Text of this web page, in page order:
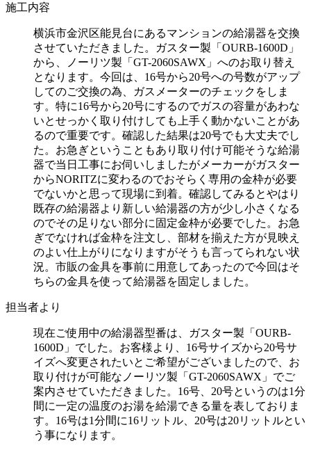
施工内容
横浜市金沢区能見台にあるマンションの給湯器を交換
させていただきました。ガスター製「OURB-1600D」
から、ノーリツ製「GT-2060SAWX」へのお取り替え
となります。今回は、16号から20号への号数がアップ
してのご交換の為、ガスメーターのチェックをしま
す。特に16号から20号にするのでガスの容量があわな
いとせっかく取り付けしても上手く動かないことがあ
るので重要です。確認した結果は20号でも大丈夫でし
た。お急ぎということもあり取り付け可能そうな給湯
器で当日工事にお伺いしましたがメーカーがガスター
からNORITZに変わるのでおそらく専用の金枠が必要
でないかと思って現場に到着。確認してみるとやはり
既存の給湯器より新しい給湯器の方が少し小さくなる
のでその足りない部分に固定金枠が必要でした。お急
ぎでなければ金枠を注文し、部材を揃えた方が見映え
のよい仕上がりになりますがそうも言ってられない状
況。市販の金具を事前に用意してあったので今回はそ
ちらの金具を使って給湯器を固定しました。
担当者より
現在ご使用中の給湯器型番は、ガスター製「OURB-
1600D」でした。お客様より、16号サイズから20号サ
イズへ変更されたいとご希望がございましたので、お
取り付けが可能なノーリツ製「GT-2060SAWX」でご
案内させていただきました。16号、20号というのは1分
間に一定の温度のお湯を給湯できる量を表しておりま
す。16号は1分間に16リットル、20号は20リットルとい
う事になります。